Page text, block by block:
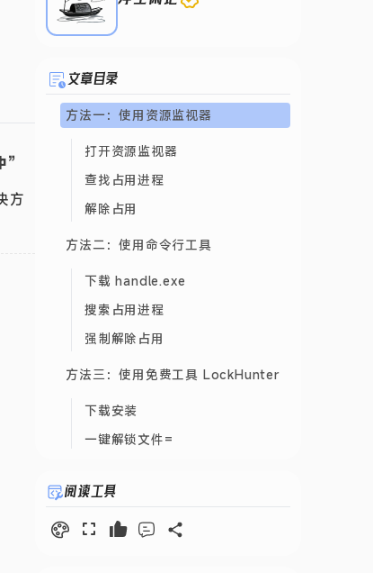
”
方
文章目录
方法一：使用资源监视器
打开资源监视器
查找占用进程
解除占用
方法二：使用命令行工具
下载 handle.exe
搜索占用进程
强制解除占用
方法三：使用免费工具 LockHunter
下载安装
一键解锁文件=
阅读工具